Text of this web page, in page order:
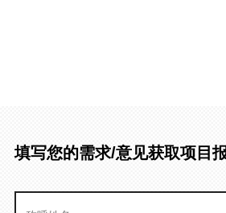
填写您的需求/意见获取项目报